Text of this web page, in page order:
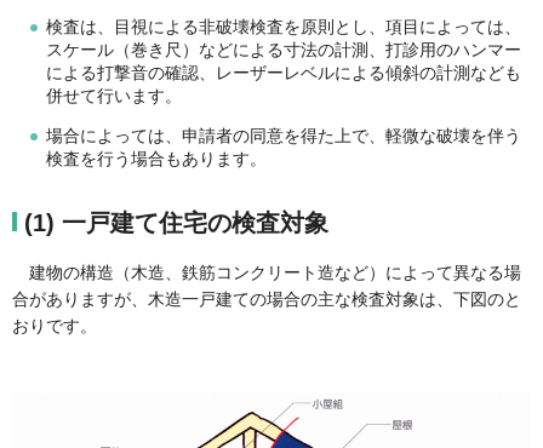
検査は、目視による非破壊検査を原則とし、項目によっては、
スケール（巻き尺）などによる寸法の計測、打診用のハンマー
による打撃音の確認、レーザーレベルによる傾斜の計測なども
併せて行います。
場合によっては、申請者の同意を得た上で、軽微な破壊を伴う
検査を行う場合もあります。
(1) 一戸建て住宅の検査対象
建物の構造（木造、鉄筋コンクリート造など）によって異なる場
合がありますが、木造一戸建ての場合の主な検査対象は、下図のと
おりです。